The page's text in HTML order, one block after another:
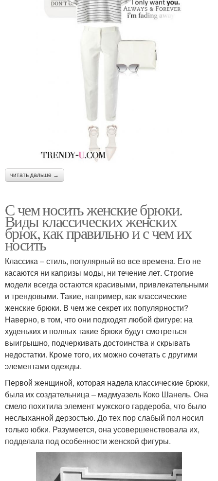
читать дальше →
С чем носить женские брюки.
Виды классических женских
брюк, как правильно и с чем их
носить
Классика – стиль, популярный во все времена. Его не
касаются ни капризы моды, ни течение лет. Строгие
модели всегда остаются красивыми, привлекательными
и трендовыми. Такие, например, как классические
женские брюки. В чем же секрет их популярности?
Наверно, в том, что они подходят любой фигуре: на
худеньких и полных такие брюки будут смотреться
выигрышно, подчеркивать достоинства и скрывать
недостатки. Кроме того, их можно сочетать с другими
элементами одежды.
Первой женщиной, которая надела классические брюки,
была их создательница – мадмуазель Коко Шанель. Она
смело похитила элемент мужского гардероба, что было
неслыханной дерзостью. До тех пор слабый пол носил
только юбки. Разумеется, она усовершенствовала их,
подделала под особенности женской фигуры.